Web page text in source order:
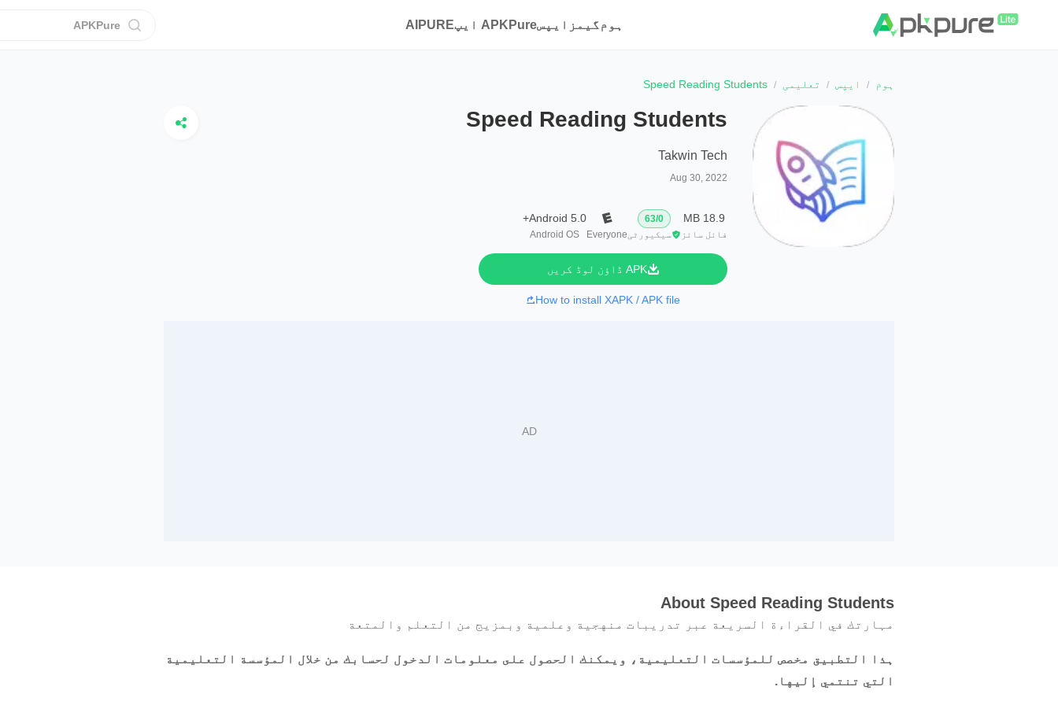
ہوم گیمز ایپسAPKPure ایپ AIPURE
APKPure
ہوم ایپس تعلیمی Speed Reading Students
Speed Reading Students
Takwin Tech
Aug 30, 2022
18.9 MB
فائل سائز
0
/
63
سیکیورٹیEveryone
Android 5.0+
Android OS
APK ڈاؤن لوڈ کریں
How to install XAPK / APK file
About Speed Reading Students
مہارتك في القراءة السريعة عبر تدريبات منهجية وعلمية وبمزيج من التعلم والمتعة
ہذا التطبيق مخصص للمؤسسات التعليمية، ويمكنك الحصول على معلومات الدخول لحسابك من خلال المؤسسة التعليمية
التي تنتمي إليها.